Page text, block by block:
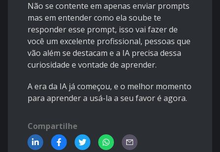
Não se contente em apenas enviar prompts
mas em entender como ela soube te
responder esse prompt, isso vai fazer de
você um excelente profissional, pessoas que
vão além se destacam e a IA precisa dessa
curiosidade e vontade de aprender.
A era da IA já começou, e o melhor momento
para aprender a usá-la a seu favor é agora.
Compartilhe